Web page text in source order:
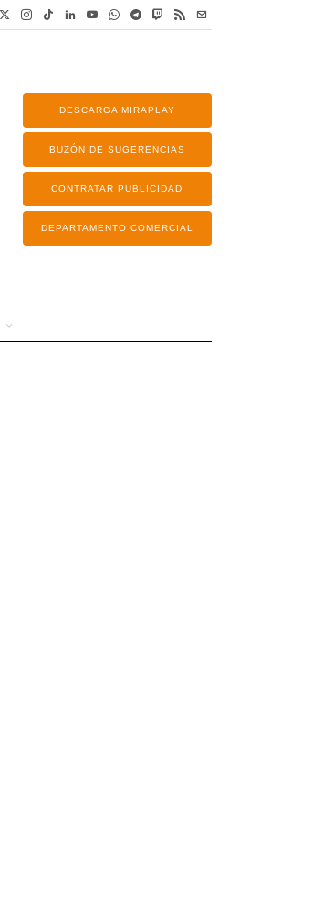
DESCARGA MIRAPLAY
BUZÓN DE SUGERENCIAS
CONTRATAR PUBLICIDAD
DEPARTAMENTO COMERCIAL